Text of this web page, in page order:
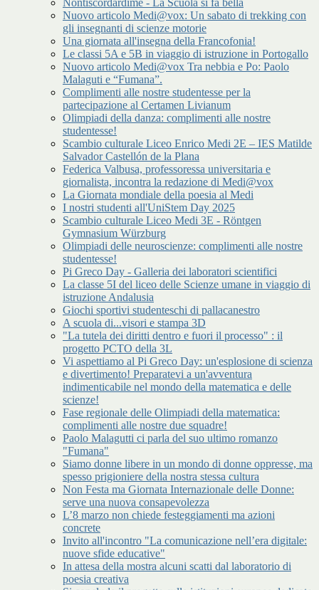
Nontiscordardimé - La Scuola si fa bella
Nuovo articolo Medi@vox: Un sabato di trekking con
gli insegnanti di scienze motorie
Una giornata all'insegna della Francofonia!
Le classi 5A e 5B in viaggio di istruzione in Portogallo
Nuovo articolo Medi@vox Tra nebbia e Po: Paolo
Malaguti e “Fumana”.
Complimenti alle nostre studentesse per la
partecipazione al Certamen Livianum
Olimpiadi della danza: complimenti alle nostre
studentesse!
Scambio culturale Liceo Enrico Medi 2E – IES Matilde
Salvador Castellón de la Plana
Federica Valbusa, professoressa universitaria e
giornalista, incontra la redazione di Medi@vox
La Giornata mondiale della poesia al Medi
I nostri studenti all'UniStem Day 2025
Scambio culturale Liceo Medi 3E - Röntgen
Gymnasium Würzburg
Olimpiadi delle neuroscienze: complimenti alle nostre
studentesse!
Pi Greco Day - Galleria dei laboratori scientifici
La classe 5I del liceo delle Scienze umane in viaggio di
istruzione Andalusia
Giochi sportivi studenteschi di pallacanestro
A scuola di...visori e stampa 3D
"La tutela dei diritti dentro e fuori il processo" : il
progetto PCTO della 3L
Vi aspettiamo al Pi Greco Day: un'esplosione di scienza
e divertimento! Preparatevi a un'avventura
indimenticabile nel mondo della matematica e delle
scienze!
Fase regionale delle Olimpiadi della matematica:
complimenti alle nostre due squadre!
Paolo Malagutti ci parla del suo ultimo romanzo
"Fumana"
Siamo donne libere in un mondo di donne oppresse, ma
spesso prigioniere della nostra stessa cultura
Non Festa ma Giornata Internazionale delle Donne:
serve una nuova consapevolezza
L’8 marzo non chiede festeggiamenti ma azioni
concrete
Invito all'incontro "La comunicazione nell’era digitale:
nuove sfide educative"
In attesa della mostra alcuni scatti dal laboratorio di
poesia creativa